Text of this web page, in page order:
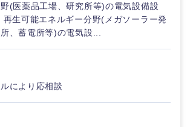
(医薬品工場、研究所等)の電気設備設
生可能エネルギー分野(メガソーラー発
、蓄電所等)の電気設...
により応相談